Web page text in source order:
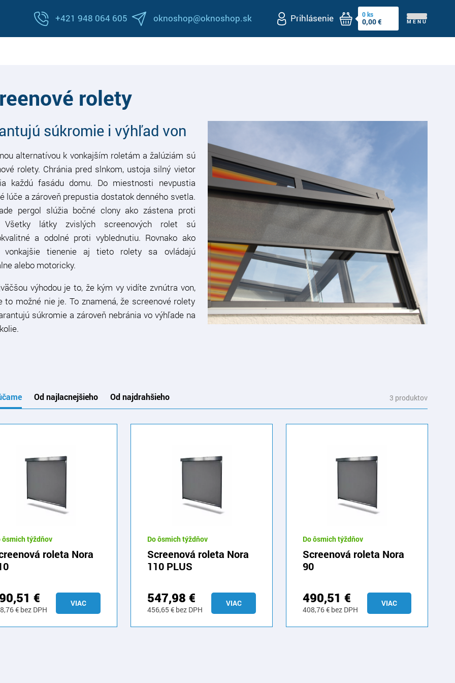
+421 948 064 605 oknoshop@oknoshop.sk Prihlásenie 0 ks
0,00€ MENU
rolety
súkromie i výhľad von
alternatívou k vonkajším roletám a žalúziám sú
rolety. Chránia pred slnkom, ustoja silný vietor
každú fasádu domu. Do miestnosti nevpustia
lúče a zároveň prepustia dostatok denného svetla.
pergol slúžia bočné clony ako zástena proti
Všetky látky zvislých screenových rolet sú
a odolné proti vyblednutiu. Rovnako ako
vonkajšie tienenie aj tieto rolety sa ovládajú
alebo motoricky.
výhodou je to, že kým vy vidíte zvnútra von,
to možné nie je. To znamená, že screenové rolety
súkromie a zároveň nebránia vo výhľade na
Od najlacnejšieho Od najdrahšieho 3 produktov
ôsmich týždňov
roleta Nora
€
€ bez DPH
VIAC
Do ôsmich týždňov
Screenová roleta Nora
110 PLUS
547,98 €
456,65 € bez DPH
VIAC
Do ôsmich týždňov
Screenová roleta Nora
90
490,51 €
408,76€ bez DPH
VIAC